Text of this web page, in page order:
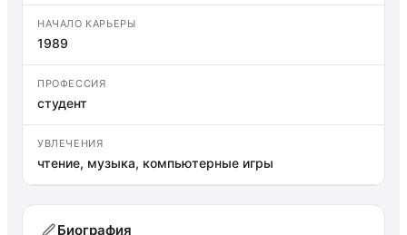
НАЧАЛО КАРЬЕРЫ
1989
ПРОФЕССИЯ
студент
УВЛЕЧЕНИЯ
чтение, музыка, компьютерные игры
Биография